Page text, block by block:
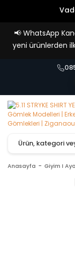
📢 WhatsApp
yeni ürünlerden
Anasayfa Giyim I